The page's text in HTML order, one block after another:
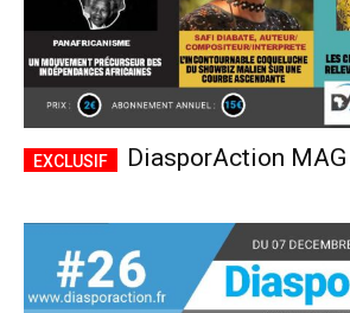
DiasporAction